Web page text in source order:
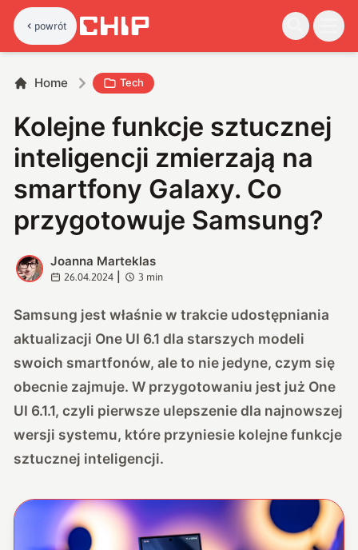
powrót
Home Tech
Kolejne funkcje sztucznej
inteligencji zmierzają na
smartfony Galaxy. Co
przygotowuje Samsung?
J
Joanna Marteklas
26.04.2024 3 min
Samsung jest właśnie w trakcie udostępniania
aktualizacji One UI 6.1 dla starszych modeli
swoich smartfonów, ale to nie jedyne, czym się
obecnie zajmuje. W przygotowaniu jest już One
UI 6.1.1, czyli pierwsze ulepszenie dla najnowszej
wersji systemu, które przyniesie kolejne funkcje
sztucznej inteligencji.